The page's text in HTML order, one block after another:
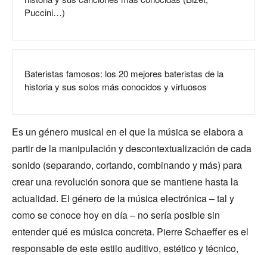
Puccini…)
Bateristas famosos: los 20 mejores bateristas de la
historia y sus solos más conocidos y virtuosos
Es un género musical en el que la música se elabora a
partir de la manipulación y descontextualización de cada
sonido (separando, cortando, combinando y más) para
crear una revolución sonora que se mantiene hasta la
actualidad. El género de la música electrónica – tal y
como se conoce hoy en día – no sería posible sin
entender qué es música concreta. Pierre Schaeffer es el
responsable de este estilo auditivo, estético y técnico,